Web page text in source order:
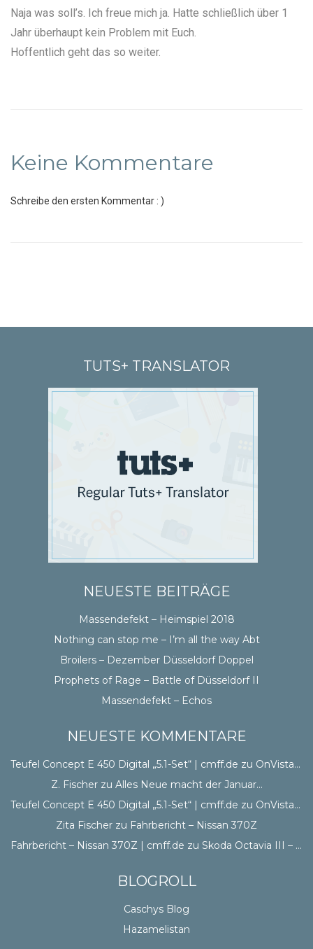
Naja was soll’s. Ich freue mich ja. Hatte schließlich über 1
Jahr überhaupt kein Problem mit Euch.
Hoffentlich geht das so weiter.
Keine Kommentare
Schreibe den ersten Kommentar : )
TUTS+ TRANSLATOR
NEUESTE BEITRÄGE
Massendefekt – Heimspiel 2018
Nothing can stop me – I’m all the way Abt
Broilers – Dezember Düsseldorf Doppel
Prophets of Rage – Battle of Düsseldorf II
Massendefekt – Echos
NEUESTE KOMMENTARE
Teufel Concept E 450 Digital „5.1-Set“ | cmff.de zu OnVista CSS
Z. Fischerzu Alles Neue macht der Januar…
Teufel Concept E 450 Digital „5.1-Set“ | cmff.de zu OnVista CSS
Zita Fischer zu Fahrbericht – Nissan 370Z
Fahrbericht – Nissan 370Z | cmff.de zu Skoda Octavia III – Erster Eindruck
BLOGROLL
Caschys Blog
Hazamelistan